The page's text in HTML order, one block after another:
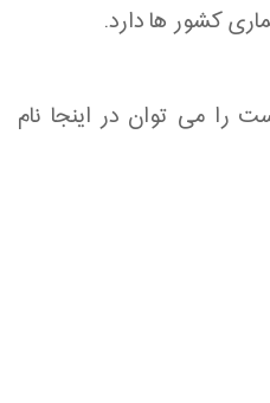
کشور ها دارد.
را می توان در اینجا نام